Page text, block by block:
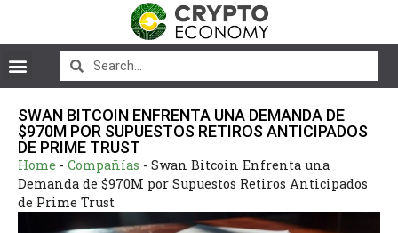
SWAN BITCOIN ENFRENTA UNA DEMANDA DE
$970M POR SUPUESTOS RETIROS ANTICIPADOS
DE PRIME TRUST
Home - Compañías - Swan Bitcoin Enfrenta una
Demanda de $970M por Supuestos Retiros Anticipados
de Prime Trust